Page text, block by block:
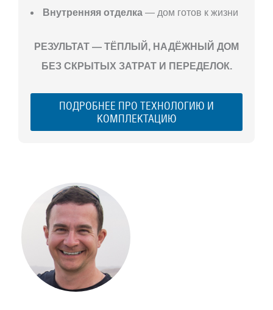
Внутренняя отделка — дом готов к жизни
РЕЗУЛЬТАТ — ТЁПЛЫЙ, НАДЁЖНЫЙ ДОМ
БЕЗ СКРЫТЫХ ЗАТРАТ И ПЕРЕДЕЛОК.
ПОДРОБНЕЕ ПРО ТЕХНОЛОГИЮ И
КОМПЛЕКТАЦИЮ